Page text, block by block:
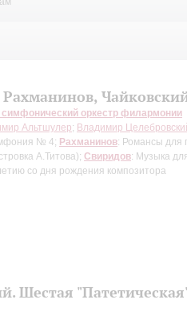
оркестр филармонии
Альтшулер; Владимир
№ 4; Рахманинов: Романсы для
А.Титова); Свиридов: Музыка
со дня рождения композитора
Шестая